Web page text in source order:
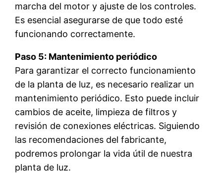
marcha del motor y ajuste de los controles.
Es esencial asegurarse de que todo esté
funcionando correctamente.
Paso 5: Mantenimiento periódico
Para garantizar el correcto funcionamiento
de la planta de luz, es necesario realizar un
mantenimiento periódico. Esto puede incluir
cambios de aceite, limpieza de filtros y
revisión de conexiones eléctricas. Siguiendo
las recomendaciones del fabricante,
podremos prolongar la vida útil de nuestra
planta de luz.